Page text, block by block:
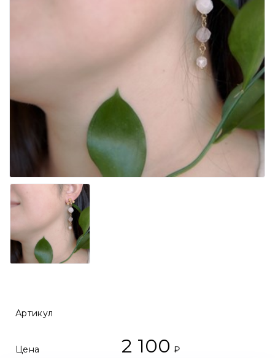
Артикул
Цена 2 100 ₽